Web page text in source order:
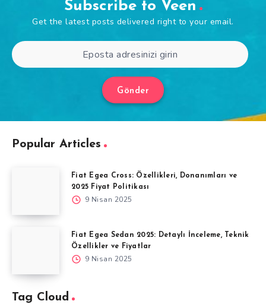
Subscribe to Veen
Get the latest posts delivered right to your email.
Gönder
Popular Articles
Fiat Egea Cross: Özellikleri, Donanımları ve
2025 Fiyat Politikası
9 Nisan 2025
Fiat Egea Sedan 2025: Detaylı İnceleme, Teknik
Özellikler ve Fiyatlar
9 Nisan 2025
Tag Cloud